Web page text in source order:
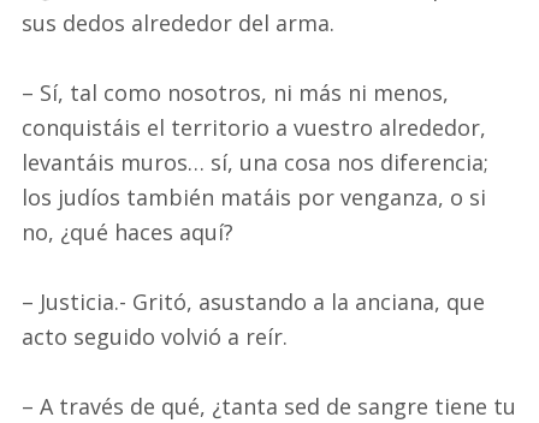
sus dedos alrededor del arma.
– Sí, tal como nosotros, ni más ni menos,
conquistáis el territorio a vuestro alrededor,
levantáis muros… sí, una cosa nos diferencia;
los judíos también matáis por venganza, o si
no, ¿qué haces aquí?
– Justicia.- Gritó, asustando a la anciana, que
acto seguido volvió a reír.
– A través de qué, ¿tanta sed de sangre tiene tu